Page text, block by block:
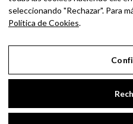
Ingresa las palabras de
Enter.
seleccionando "Rechazar". Para
Política de Cookies.
Política
Política